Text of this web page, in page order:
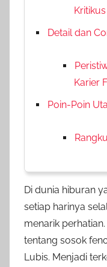
Kritikus
Detail dan
Karier
Poin-Poin
Di dunia hiburan
setiap harinya
menarik
tentang sosok
Lubis. Menjadi